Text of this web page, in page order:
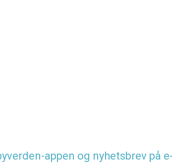
appen og nyhetsbrev på